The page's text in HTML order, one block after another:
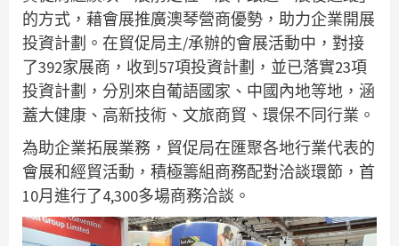
的方式，藉會展推廣澳琴營商優勢，助力企業開展
投資計劃。在貿促局主/承辦的會展活動中，對接
了392家展商，收到57項投資計劃，並已落實23項
投資計劃，分別來自葡語國家、中國內地等地，涵
蓋大健康、高新技術、文旅商貿、環保不同行業。
為助企業拓展業務，貿促局在匯聚各地行業代表的
會展和經貿活動，積極籌組商務配對洽談環節，首
10月進行了4,300多場商務洽談。